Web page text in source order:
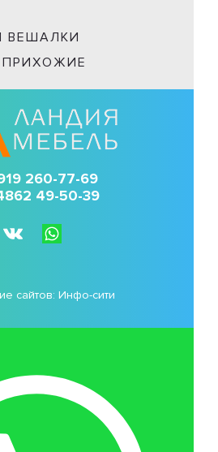
ВЕШАЛКИ
260-77-69
49-50-39
сайтов: Инфо-сити